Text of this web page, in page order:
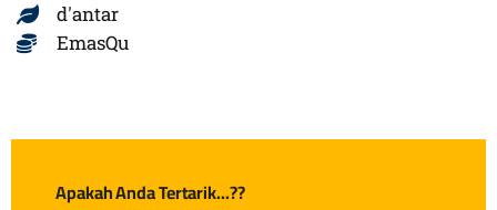
d'antar
EmasQu
Apakah Anda Tertarik...??